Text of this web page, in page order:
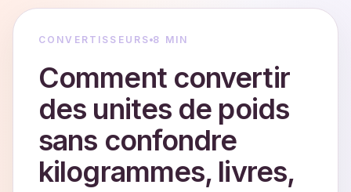
CONVERTISSEURS 8 MIN
Comment convertir
des unites de poids
sans confondre
kilogrammes, livres,